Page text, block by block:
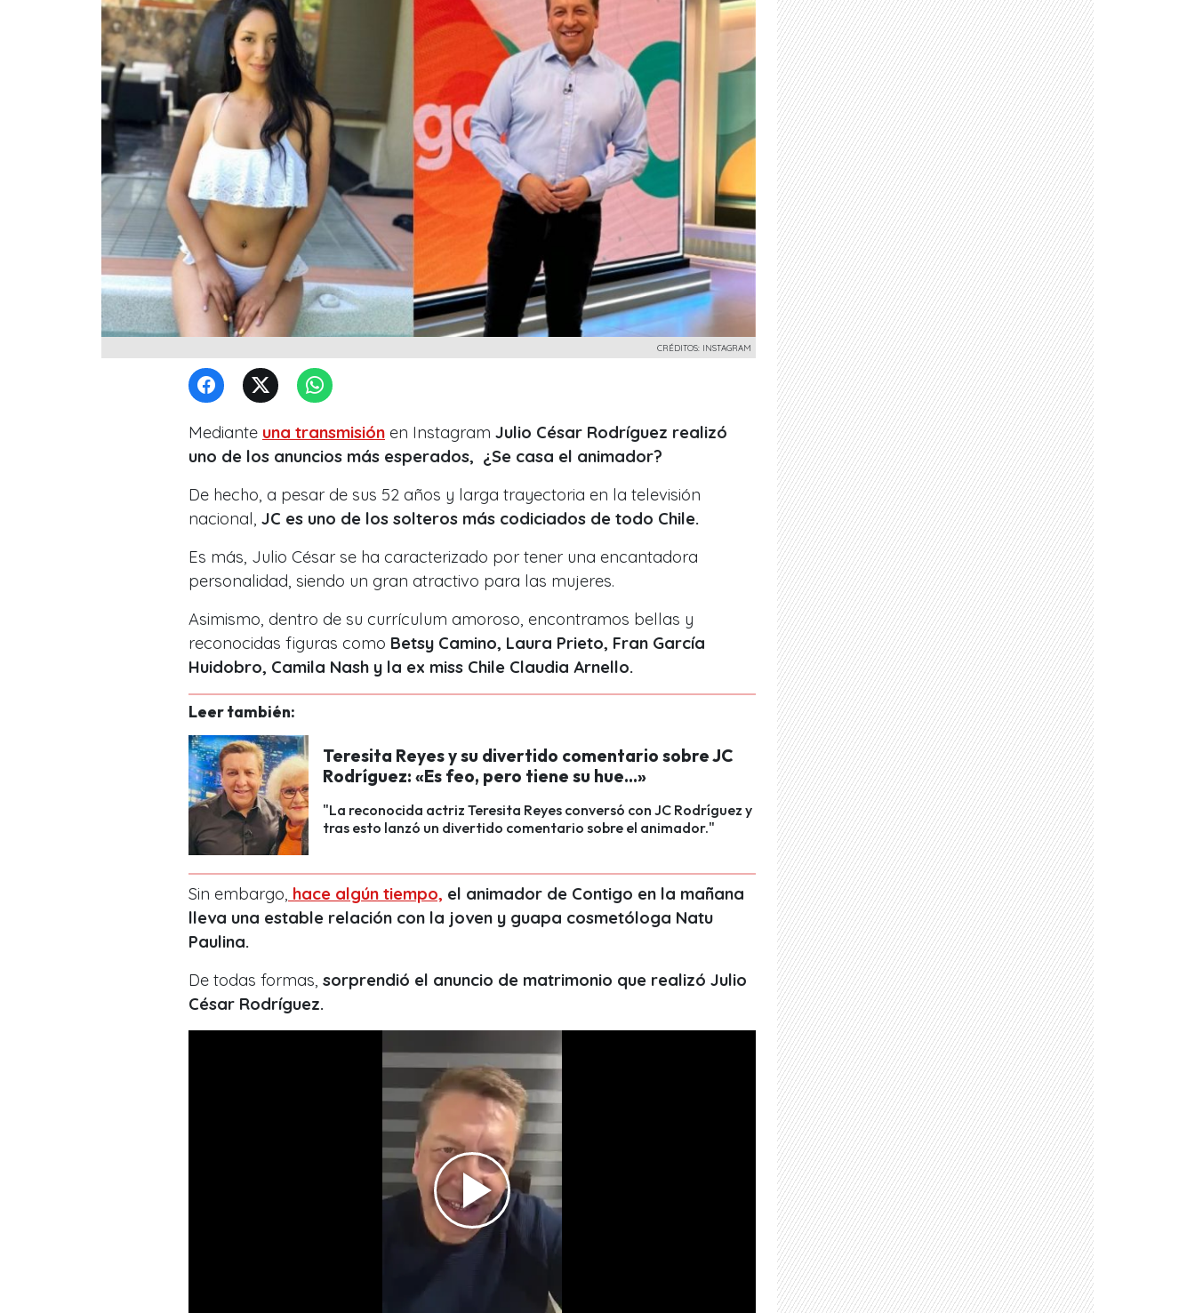
CRÉDITOS: INSTAGRAM
Mediante una transmisión en Instagram Julio César Rodríguez realizó
uno de los anuncios más esperados, ¿Se casa el animador?
De hecho, a pesar de sus 52 años y larga trayectoria en la televisión
nacional, JC es uno de los solteros más codiciados de todo Chile.
Es más, Julio César se ha caracterizado por tener una encantadora
personalidad, siendo un gran atractivo para las mujeres.
Asimismo, dentro de su currículum amoroso, encontramos bellas y
reconocidas figuras como Betsy Camino, Laura Prieto, Fran García
Huidobro, Camila Nash y la ex miss Chile Claudia Arnello.
Leer también:
Teresita Reyes y su divertido comentario sobre JC
Rodríguez: «Es feo, pero tiene su hue…»
"La reconocida actriz Teresita Reyes conversó con JC Rodríguez y
tras esto lanzó un divertido comentario sobre el animador."
Sin embargo, hace algún tiempo, el animador de Contigo en la mañana
lleva una estable relación con la joven y guapa cosmetóloga Natu
Paulina.
De todas formas, sorprendió el anuncio de matrimonio que realizó Julio
César Rodríguez.